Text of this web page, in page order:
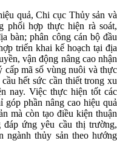
quả, Chi cục Thủy sản và
phối hợp thực hiện rà soát,
bàn; phân công cán bộ đầu
triển khai kế hoạch tại địa
vận động nâng cao nhận
mã số vùng nuôi và thực
hết sức cần thiết trong xu
nay. Việc thực hiện tốt các
phần nâng cao hiệu quả
mà còn tạo điều kiện thuận
ứng yêu cầu thị trường,
ngành thủy sản theo hướng